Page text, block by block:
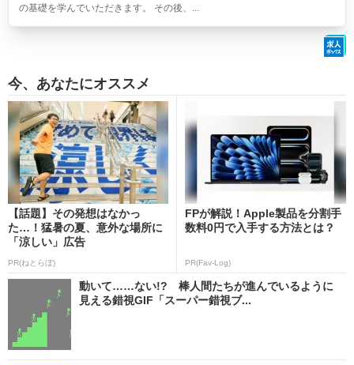
の基礎を学んでいただきます。 その後、...
今、あなたにオススメ
【話題】その発想はなかっ
た…！猛暑の夏、意外な場所に
「涼しい」広告
PR(ねとらぼ)
FPが解説！Apple製品を分割手
数料0円で入手する方法とは？
PR(Fav-Log)
動いて……ない!? 棒人間たちが進んでいるように
見える錯視GIF「スーパー錯視ブ...